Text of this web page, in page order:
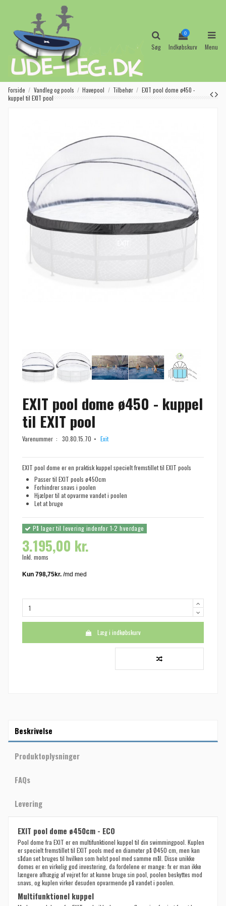
Søg
0
Indkøbskurv Menu
Forside Vandleg og pools Havepool Tilbehør
EXIT pool dome ø450 -
kuppel til EXIT pool
EXIT pool dome ø450 - kuppel
til EXIT pool
Varenummer : 30.80.15.70 Exit
EXIT pool dome er en praktisk kuppel specielt fremstillet til EXIT pools
Passer til EXIT pools ø450cm
Forhindrer snavs i poolen
Hjælper til at opvarme vandet i poolen
Let at bruge
På lager til levering indenfor 1-2 hverdage
3.195,00 kr.
Inkl. moms
Læg i indkøbskurv
Beskrivelse
Produktoplysninger
FAQs
Levering
EXIT pool dome ø450cm - ECO
Pool dome fra EXIT er en multifunktionel kuppel til din swimmingpool. Kuplen
er specielt fremstillet til EXIT pools med en diameter på Ø450 cm, men kan
sådan set bruges til hvilken som helst pool med samme mål. Disse unikke
domes er en virkelig god investering, da fordelene er mange: fx er man ikke
længere afhægig af vejret for at kunne bruge sin pool, poolen beskyttes mod
snavs, og kuplen virker desuden opvarmende på vandet i poolen.
Multifunktionel kuppel